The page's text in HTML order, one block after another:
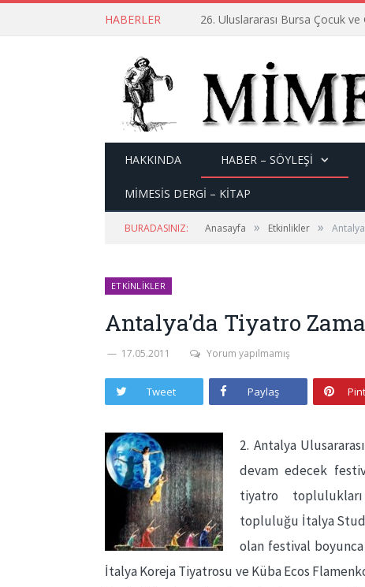
HABERLER 26. Uluslararası Bursa Çocuk
HAKKINDA HABER – SÖYLEŞI
MİMESİS DERGİ – KİTAP
BURADASINIZ: Anasayfa » Etkinlikler »
ETKINLIKLER
Antalya’da Tiyatro
17.05.2011 Yorum yapılmamış
Tweet Paylaş
2. Antalya
devam edecek
tiyatro
topluluğu İtalya
olan festival
İtalya Koreja Tiyatrosu ve Küba Ecos